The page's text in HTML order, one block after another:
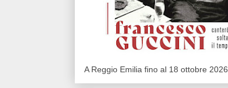
A Reggio Emilia fino al 18 ottobre 2026